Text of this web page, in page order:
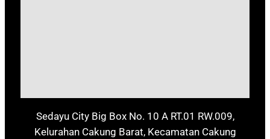
Sedayu City Big Box No. 10 A RT.01 RW.009,
Kelurahan Cakung Barat, Kecamatan Cakung